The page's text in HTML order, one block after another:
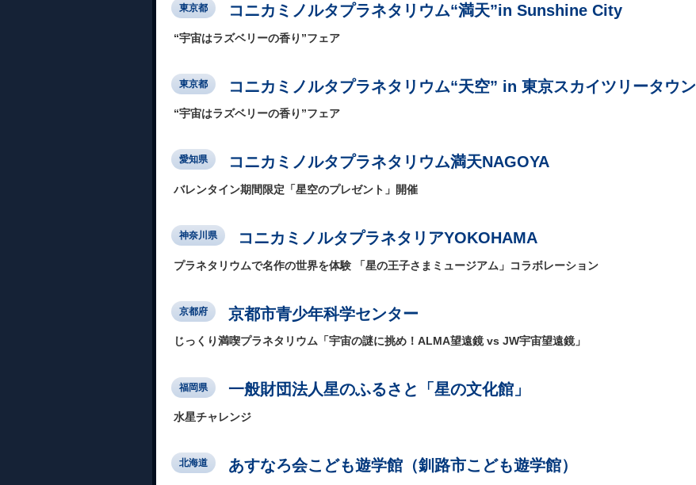
東京都 コニカミノルタプラネタリウム“満天”in Sunshine City
“宇宙はラズベリーの香り”フェア
東京都 コニカミノルタプラネタリウム“天空” in 東京スカイツリータウン
“宇宙はラズベリーの香り”フェア
愛知県 コニカミノルタプラネタリウム満天NAGOYA
バレンタイン期間限定「星空のプレゼント」開催
神奈川県 コニカミノルタプラネタリアYOKOHAMA
プラネタリウムで名作の世界を体験 「星の王子さまミュージアム」コラボレーション
京都府 京都市青少年科学センター
じっくり満喫プラネタリウム「宇宙の謎に挑め！ALMA望遠鏡 vs JW宇宙望遠鏡」
福岡県 一般財団法人星のふるさと「星の文化館」
水星チャレンジ
北海道 あすなろ会こども遊学館（釧路市こども遊学館）